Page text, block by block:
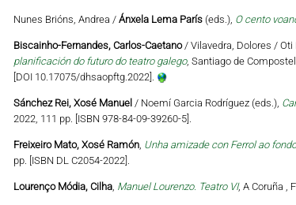
Nunes Brións, Andrea / Ánxela Lema París(eds.), O cento
Biscainho-Fernandes, Carlos-Caetano/ Vilavedra, Dolores / Oti
planificación do futuro do teatro galego, Santiago de
[DOI 10.17075/dhsaopftg.2022].
Sánchez Rei, Xosé Manuel / Noemí Garcia Rodríguez (eds.),
2022, 111 pp. [ISBN 978-84-09-39260-5].
Freixeiro Mato, Xosé Ramón, Unha amizade con Ferrol ao
pp. [ISBN DL C2054-2022].
Lourenço Módia, Cilha, Manuel Lourenzo. Teatro VI, A Coruña ,